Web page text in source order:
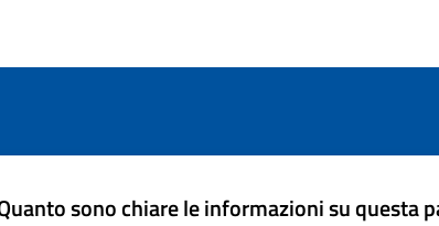
sono chiare le informazioni su questa